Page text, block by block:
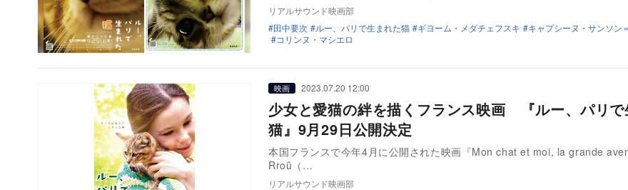
リアルサウンド映画部
田中要次
ルー、パリで生まれた猫 ギヨーム・メダチェフスキ
キャプシーヌ・サンソン
コリンヌ・マシエロ
映画 2023.07.20 12:00
少女と愛猫の絆を描くフランス映画 『ルー、パリで
猫』9月29日公開決定
本国フランスで今年4月に公開された映画『Mon chat et moi, la grande
Rroû（…
リアルサウンド映画部